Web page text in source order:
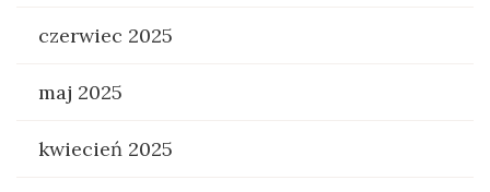
czerwiec 2025
maj 2025
kwiecień 2025